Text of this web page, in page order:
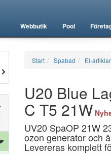
Webbutik Pool
Start Spabad El-artiklar
U20 Blue
C T5 21W
UV20 SpaOP 21W
ozon generator och
Levereras komplett